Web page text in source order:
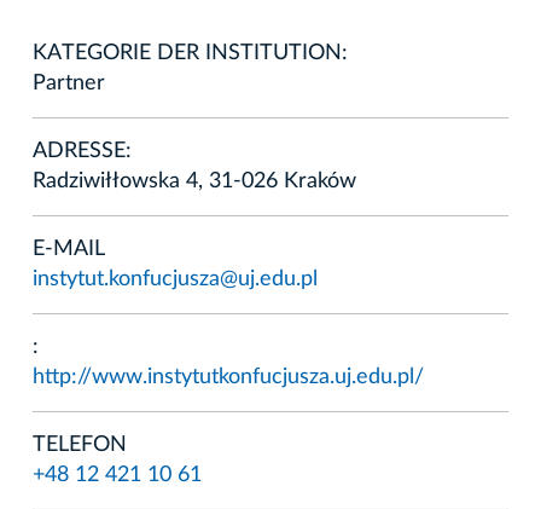
KATEGORIE DER INSTITUTION:
Partner
ADRESSE:
Radziwiłłowska 4, 31-026 Kraków
E-MAIL
instytut.konfucjusza@uj.edu.pl
:
http://www.instytutkonfucjusza.uj.edu.pl/
TELEFON
+48 12 421 10 61